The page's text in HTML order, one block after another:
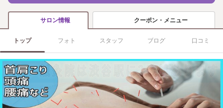
サロン情報 クーポン・メニュー
トップ フォト スタッフ ブログ 口コミ